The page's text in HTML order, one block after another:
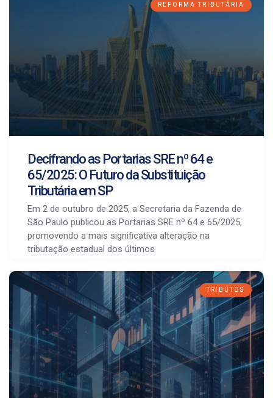
REFORMA TRIBUTÁRIA
Decifrando as Portarias SRE nº 64 e
65/2025: O Futuro da Substituição
Tributária em SP
Em 2 de outubro de 2025, a Secretaria da Fazenda de
São Paulo publicou as Portarias SRE nº 64 e 65/2025,
promovendo a mais significativa alteração na
tributação estadual dos últimos
TRIBUTOS